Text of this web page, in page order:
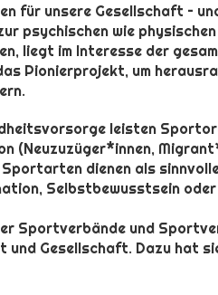
für unsere Gesellschaft –
psychischen wie
liegt im Interesse der
Pionierprojekt, um
leisten
(Neuzuzüger*innen,
dienen als
Selbstbewusstsein
Sportverbände und
und Gesellschaft. Dazu hat